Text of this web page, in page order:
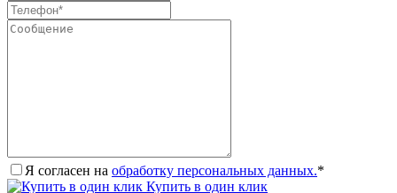
Я согласен на обработку персональных данных.*
Купить в один клик